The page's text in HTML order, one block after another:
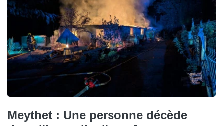
Meythet : Une personne décède